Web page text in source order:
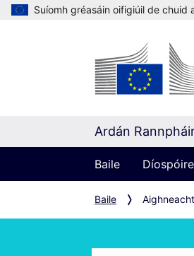
Suíomh gréasáin oifigiúil de chuid
Ardán
Baile
Baile